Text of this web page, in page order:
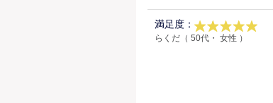
満足度：
らくだ（ 50代・ 女性 ）